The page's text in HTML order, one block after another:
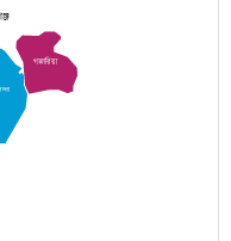
গজারিয়া